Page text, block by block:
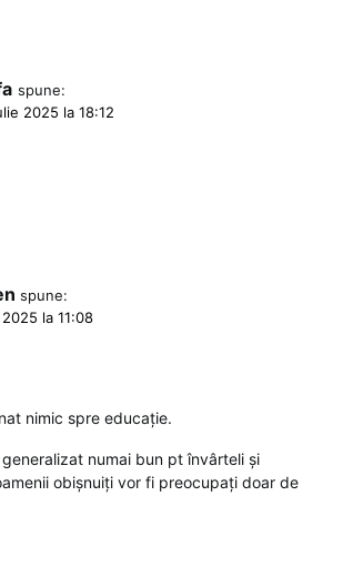
spune:
2025 la 18:12
spune:
la 11:08
nimic spre educație.
numai bun pt învârteli și
obișnuiți vor fi preocupați doar de